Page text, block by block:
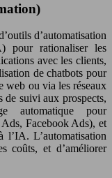
d’automatisation
pour rationaliser les
avec les clients,
de chatbots pour
web ou via les réseaux
de suivi aux prospects,
automatique pour
Facebook Ads), et
l’IA. L’automatisation
coûts, et d’améliorer